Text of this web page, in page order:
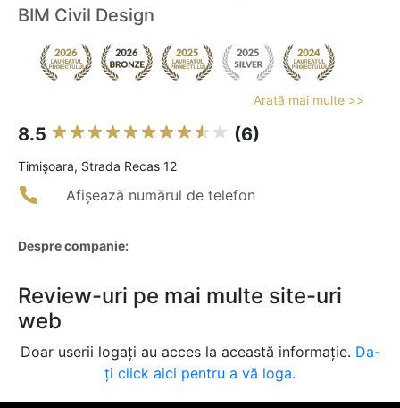
BIM Civil Design
Arată mai multe >>
8.5 (6)
Timişoara, Strada Recas 12
Afișează numărul de telefon
Despre companie:
Review-uri pe mai multe site-uri
web
Doar userii logați au acces la această informație. Da-
ți click aici pentru a vă loga.